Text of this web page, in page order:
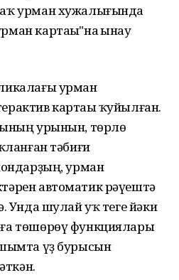
урман хужалығында
картаһы"на һынау
урман
картаһы ҡуйылған.
урынын, төрлө
тәбиғи
урман
автоматик рәүештә
Унда шулай уҡ теге йәки
төшөрөү функциялары
үҙ бурысын